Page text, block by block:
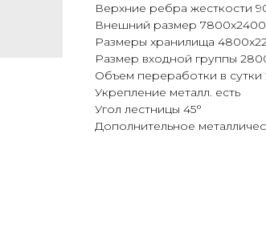
Верхние ребра жесткости
Внешний размер
Размеры хранилища
Размер входной группы
Объем переработки в сутки
Укрепление металл. есть
Угол лестницы 45°
Дополнительное